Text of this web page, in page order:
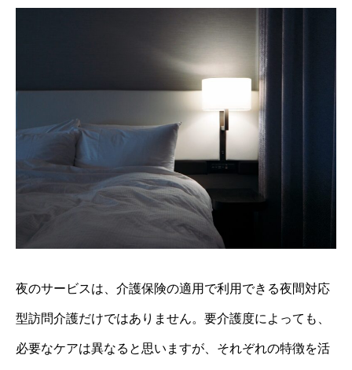
夜のサービスは、介護保険の適用で利用できる夜間対応
型訪問介護だけではありません。要介護度によっても、
必要なケアは異なると思いますが、それぞれの特徴を活